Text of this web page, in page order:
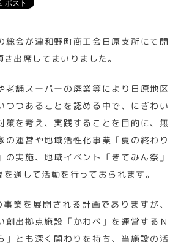
総会が津和野町商工会日原支所にて開
出席してまいりました。
老舗スーパーの廃業等により日原地区
つつあることを認める中で、にぎわい
策を考え、実践することを目的に、無
の運営や地域活性化事業「夏の終わり
の実施、地域イベント「きてみん祭」
通して活動を行っておられます。
業を展開される計画でありますが、
創出拠点施設「かわべ」を運営するＮ
」とも深く関わりを持ち、当施設の活